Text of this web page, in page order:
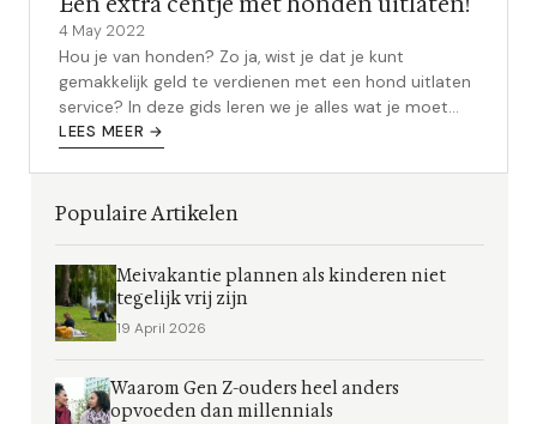
4 May 2022
Hou je van honden? Zo ja, wist je dat je kunt
gemakkelijk geld te verdienen met een hond uitlaten
service? In deze gids leren we je alles wat je moet
weten over het starten en runn...
LEES MEER →
Populaire Artikelen
Meivakantie plannen als kinderen niet
tegelijk vrij zijn
19 April 2026
Waarom Gen Z-ouders heel anders
opvoeden dan millennials